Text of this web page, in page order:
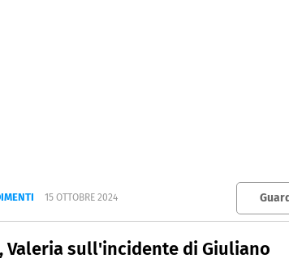
15 OTTOBRE 2024
Valeria sull'incidente di Giuliano